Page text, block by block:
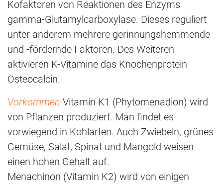
Kofaktoren von Reaktionen des Enzyms
gamma-Glutamylcarboxylase. Dieses reguliert
unter anderem mehrere gerinnungshemmende
und -fördernde Faktoren. Des Weiteren
aktivieren K-Vitamine das Knochenprotein
Osteocalcin.
Vorkommen Vitamin K1 (Phytomenadion) wird
von Pflanzen produziert. Man findet es
vorwiegend in Kohlarten. Auch Zwiebeln, grünes
Gemüse, Salat, Spinat und Mangold weisen
einen hohen Gehalt auf.
Menachinon (Vitamin K2) wird von einigen